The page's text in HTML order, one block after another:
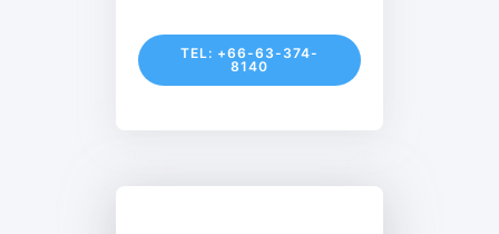
TEL: +66-63-374-
8140